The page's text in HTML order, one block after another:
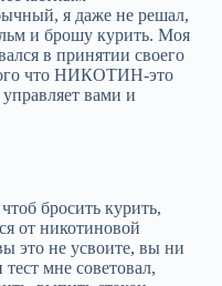
я даже не решал,
и брошу курить. Моя
в принятии своего
что НИКОТИН-это
вами и
бросить курить,
от никотиновой
это не усвоите, вы ни
тест мне советовал,